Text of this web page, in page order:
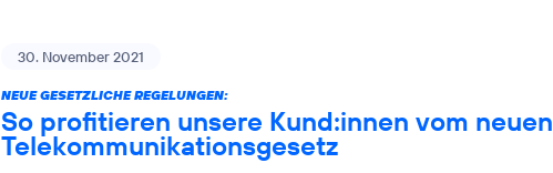
30. November 2021
NEUE GESETZLICHE REGELUNGEN:
So profitieren unsere Kund:innen vom neuen
Telekommunikationsgesetz